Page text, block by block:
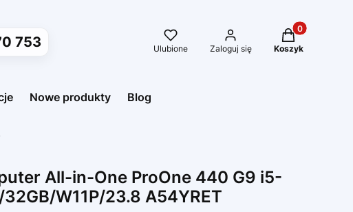
753 Ulubione Zaloguj się
Produkty w
Koszyk
Nowe produkty Blog
All-in-One ProOne 440 G9 i5-
W11P/23.8 A54YRET